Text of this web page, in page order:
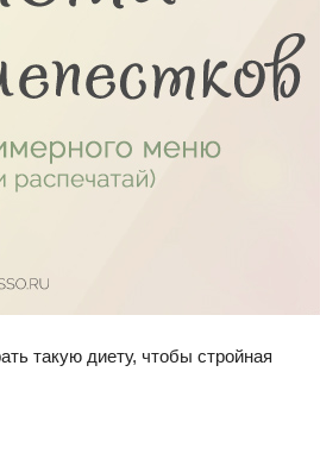
такую диету, чтобы стройная